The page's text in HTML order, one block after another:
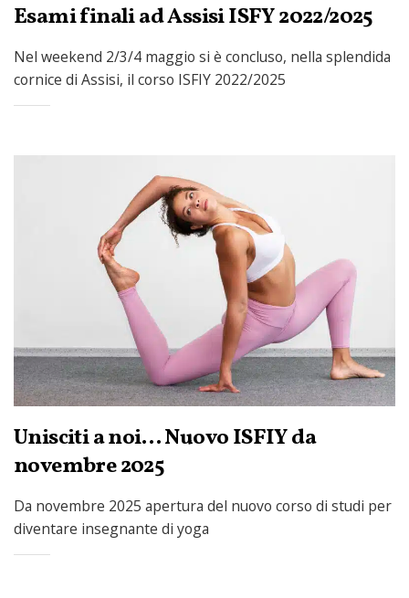
Esami finali ad Assisi ISFY 2022/2025
Nel weekend 2/3/4 maggio si è concluso, nella splendida
cornice di Assisi, il corso ISFIY 2022/2025
Unisciti a noi… Nuovo ISFIY da
novembre 2025
Da novembre 2025 apertura del nuovo corso di studi per
diventare insegnante di yoga